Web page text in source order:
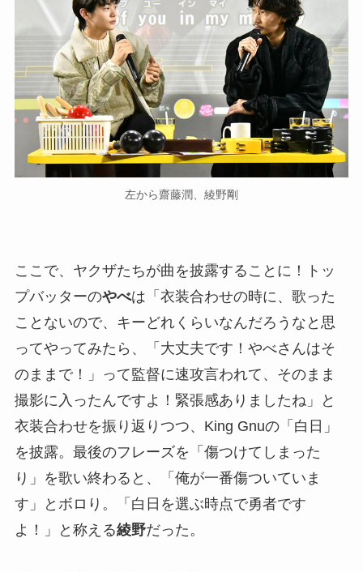
左から齋藤潤、綾野剛
ここで、ヤクザたちが曲を披露することに！トッ
プバッターのやべは「衣装合わせの時に、歌った
ことないので、キーどれくらいなんだろうなと思
ってやってみたら、「大丈夫です！やべさんはそ
のままで！」って監督に速攻言われて、そのまま
撮影に入ったんですよ！緊張感ありましたね」と
衣装合わせを振り返りつつ、King Gnuの「白日」
を披露。最後のフレーズを「傷つけてしまった
り」を歌い終わると、「俺が一番傷ついていま
す」とボロり。「白日を選ぶ時点で勇者です
よ！」と称える綾野だった。